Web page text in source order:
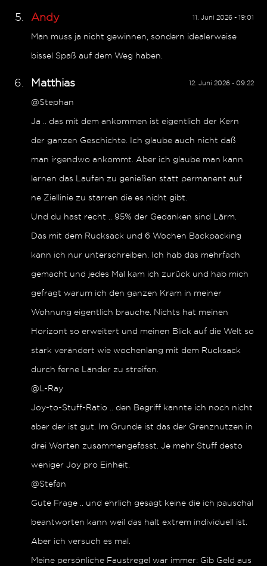
11. Juni 2026 - 19:01
Andy
Man muss ja nicht gewinnen, sondern idealerweise
bissel Spaß auf dem Weg haben.
12. Juni 2026 - 09:22
Matthias
@Stephan
Ja .. das mit dem ankommen ist eigentlich der Kern
der ganzen Geschichte. Ich glaube auch nicht daß
man irgendwo ankommt. Aber ich glaube man kann
lernen das Laufen zu genießen statt permanent auf
ne Ziellinie zu starren die es nicht gibt.
Und du hast recht .. 95% der Gedanken sind Lärm.
Das mit dem Rucksack und 6 Wochen Backpacking
kann ich nur unterschreiben. Ich hab das mehrfach
gemacht und jedes Mal kam ich zurück und hab mich
gefragt warum ich den ganzen Kram in meiner
Wohnung eigentlich brauche. Nichts hat meinen
Horizont so erweitert und meinen Blick auf die Welt so
stark verändert wie wochenlang mit dem Rucksack
durch ferne Länder zu streifen.
@L-Ray
Joy-to-Stuff-Ratio .. den Begriff kannte ich noch nicht
aber der ist gut. Im Grunde ist das der Grenznutzen in
drei Worten zusammengefasst. Je mehr Stuff desto
weniger Joy pro Einheit.
@Stefan
Gute Frage .. und ehrlich gesagt keine die ich pauschal
beantworten kann weil das halt extrem individuell ist.
Aber ich versuch es mal.
Meine persönliche Faustregel war immer: Gib Geld aus